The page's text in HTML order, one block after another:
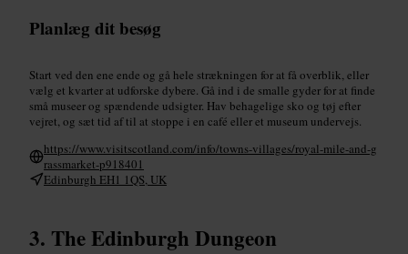
Planlæg dit besøg
Start ved den ene ende og gå hele strækningen for at få overblik, eller
vælg et kvarter at udforske dybere. Gå ind i de smalle gyder for at finde
små museer og spændende udsigter. Hav behagelige sko og tøj efter
vejret, og sæt tid af til at stoppe i en café eller et museum undervejs.
https://www.visitscotland.com/info/towns-villages/royal-mile-and-g
rassmarket-p918401
Edinburgh EH1 1QS, UK
The Edinburgh Dungeon